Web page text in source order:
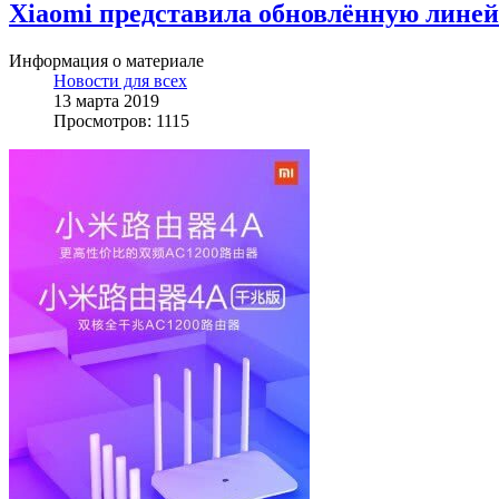
Xiaomi представила обновлённую
Информация о материале
Новости для всех
13 марта 2019
Просмотров: 1115